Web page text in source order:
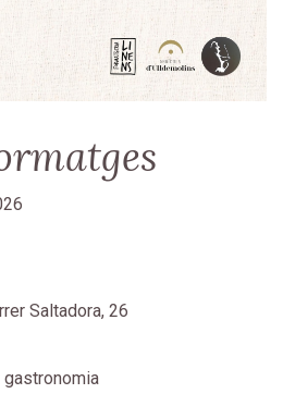
Saltadora, 26
gastronomia